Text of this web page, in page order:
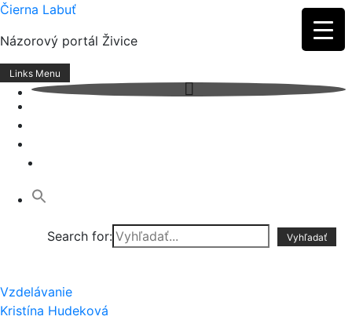
Skip
content
Čierna Labuť
Názorový portál Živice
Links Menu
Search for:
Vzdelávanie
Kristína Hudeková